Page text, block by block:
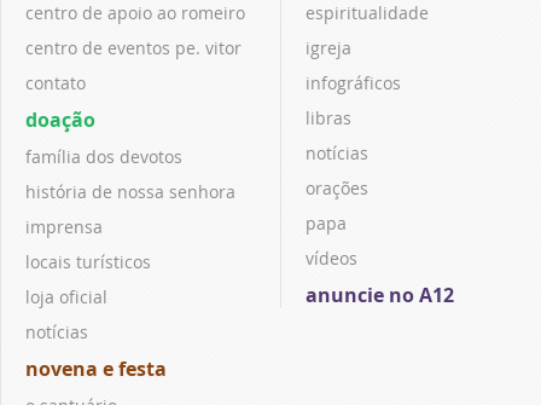
centro de apoio ao romeiro
centro de eventos pe. vitor
contato
doação
família dos devotos
história de nossa senhora
imprensa
locais turísticos
loja oficial
notícias
novena e festa
espiritualidade
igreja
infográficos
libras
notícias
orações
papa
vídeos
anuncie no A12